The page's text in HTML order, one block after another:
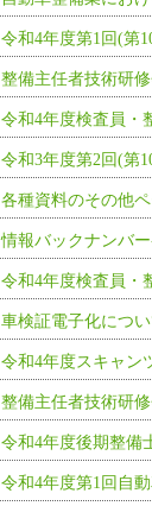
令和4年度第1回(第
整備主任者技術研
令和4年度検査員・
令和3年度第2回(第
各種資料のその他
情報バックナンバ
令和4年度検査員・
車検証電子化につ
令和4年度スキャン
整備主任者技術研
令和4年度後期整備
令和4年度第1回自